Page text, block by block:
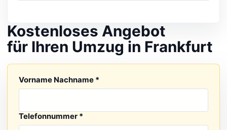
Bieten Sie auch Einlagerung an?
Richten Sie Halteverbotszonen ein? +
Kostenloses Angebot
für Ihren Umzug in Frankfurt
Vorname Nachname *
Telefonnummer *
Ihre Nachricht